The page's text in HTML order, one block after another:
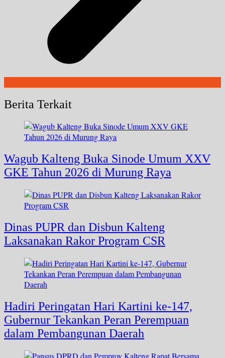
Berita Terkait
Wagub Kalteng Buka Sinode Umum XXV
GKE Tahun 2026 di Murung Raya
Dinas PUPR dan Disbun Kalteng
Laksanakan Rakor Program CSR
Hadiri Peringatan Hari Kartini ke-147,
Gubernur Tekankan Peran Perempuan
dalam Pembangunan Daerah